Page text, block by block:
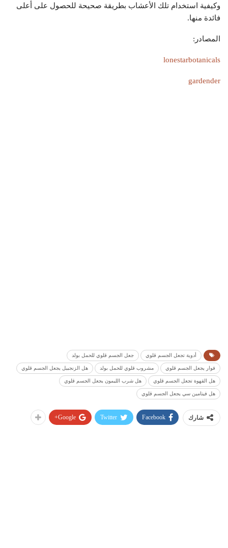
وكيفية استخدام تلك الأعشاب بطريقة صحيحة للحصول على أعلى
فائدة منها.
المصادر:
lonestarbotanicals
gardender
أدوية تجعل الجسم قلوي جعل الجسم قلوي للحمل بولد
فوار يجعل الجسم قلوي مشروب قلوي للحمل بولد هل الزنجبيل يجعل الجسم قلوي
هل القهوة تجعل الجسم قلوي هل شرب الليمون يجعل الجسم قلوي
هل فيتامين سي يجعل الجسم قلوي
شارك Facebook
Twitter
Google+